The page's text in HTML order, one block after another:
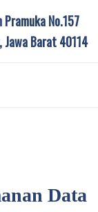
Pramuka No.157
Jawa Barat 40114
Data